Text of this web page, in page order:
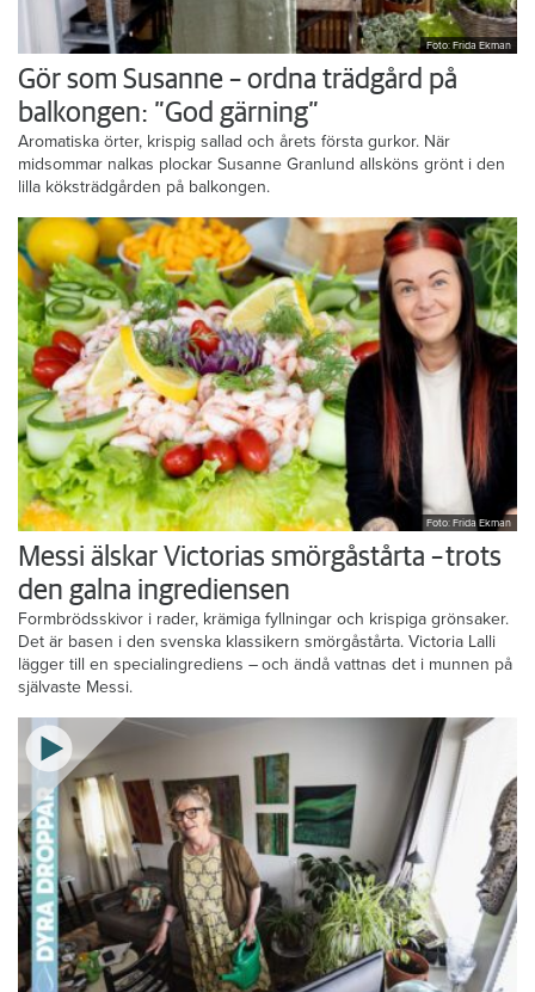
Foto: Frida Ekman
Gör som Susanne – ordna trädgård på
balkongen: ”God gärning”
Aromatiska örter, krispig sallad och årets första gurkor. När
midsommar nalkas plockar Susanne Granlund allsköns grönt i den
lilla köksträdgården på balkongen.
Foto: Frida Ekman
Messi älskar Victorias smörgåstårta – trots
den galna ingrediensen
Formbrödsskivor i rader, krämiga fyllningar och krispiga grönsaker.
Det är basen i den svenska klassikern smörgåstårta. Victoria Lalli
lägger till en specialingrediens – och ändå vattnas det i munnen på
självaste Messi.